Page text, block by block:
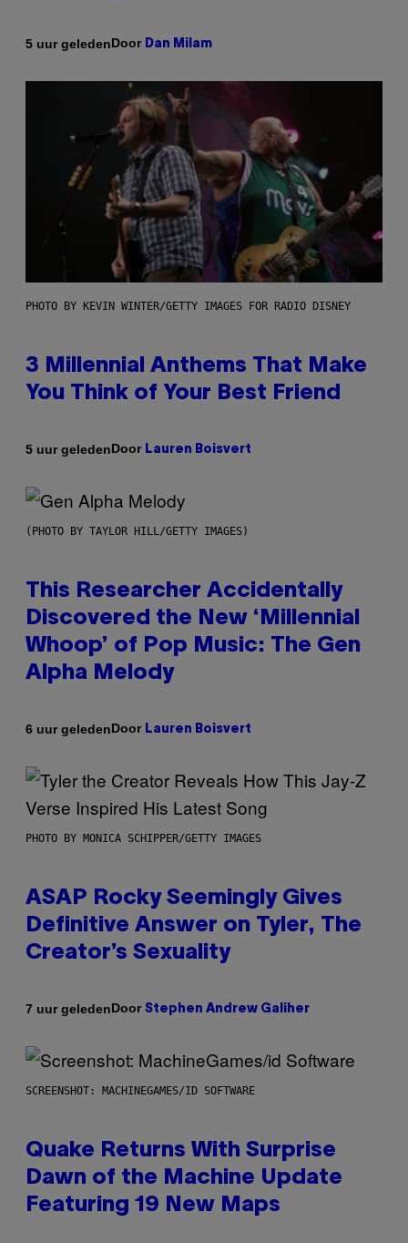
5 uur geledenDoor Dan Milam
PHOTO BY KEVIN WINTER/GETTY IMAGES FOR RADIO DISNEY
3 Millennial Anthems That Make
You Think of Your Best Friend
5 uur geledenDoor Lauren Boisvert
(PHOTO BY TAYLOR HILL/GETTY IMAGES)
This Researcher Accidentally
Discovered the New ‘Millennial
Whoop’ of Pop Music: The Gen
Alpha Melody
6 uur geledenDoor Lauren Boisvert
PHOTO BY MONICA SCHIPPER/GETTY IMAGES
ASAP Rocky Seemingly Gives
Definitive Answer on Tyler, The
Creator’s Sexuality
7 uur geledenDoor Stephen Andrew Galiher
SCREENSHOT: MACHINEGAMES/ID SOFTWARE
Quake Returns With Surprise
Dawn of the Machine Update
Featuring 19 New Maps